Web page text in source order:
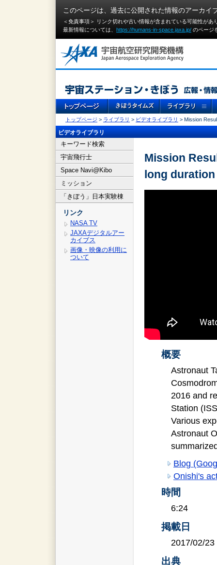
このページは、過去に公開された情報のアーカイ
＜免責事項＞ リンク切れや古い情報が含まれている可能性が
最新情報については、 https://humans-in-space.jaxa.jp/ のページ
トップページ > ライブラリ > ビデオライブラリ > Mission
ビデオライブラリ
キーワード検索
宇宙飛行士
Space Navi@Kibo
ミッション
「きぼう」日本実験棟
リンク
NASA TV
JAXAデジタルアー
カイブス
画像・映像の利用に
ついて
Mission
long
概要
Astronaut
2016 and
Station
Various
Astronaut
Blog
Onishi's
時間
6:24
掲載日
2017/02/23
出典